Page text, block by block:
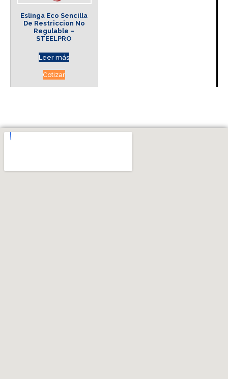
Eslinga Eco Sencilla
De Restriccion No
Regulable –
STEELPRO
Leer más
Cotizar